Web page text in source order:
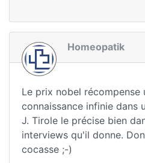
Homeopatik
Le prix nobel récompense
connaissance infinie dans
J. Tirole le précise bien
interviews qu'il donne.
cocasse ;-)